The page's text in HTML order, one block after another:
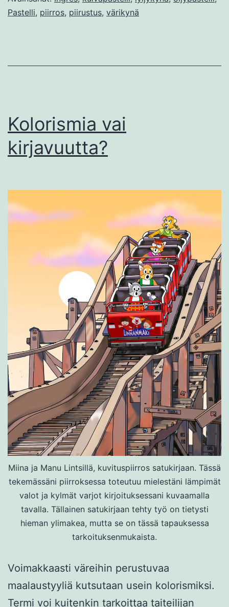
Pastelli, piirros, piirustus, värikynä
Kolorismia vai
kirjavuutta?
Miina ja Manu Lintsillä, kuvituspiirros satukirjaan. Tässä
tekemässäni piirroksessa toteutuu mielestäni lämpimät
valot ja kylmät varjot kirjoituksessani kuvaamalla
tavalla. Tällainen satukirjaan tehty työ on tietysti
hieman ylimakea, mutta se on tässä tapauksessa
tarkoituksenmukaista.
Voimakkaasti väreihin perustuvaa
maalaustyyliä kutsutaan usein kolorismiksi.
Termi voi kuitenkin tarkoittaa taiteilijan